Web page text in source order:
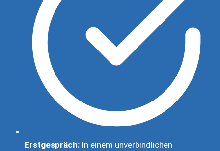
Erstgespräch:In einem unverbindlichen